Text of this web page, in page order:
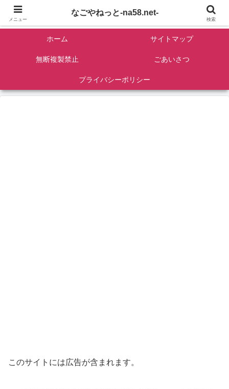
名古屋を中心に全国観光名所紹介/バンコンDIY/ゴロマル・よっちゃん夫婦のド
ホーム サイトマップ
無断複製禁止 ごあいさつ
プライバシーポリシー
このサイトには広告が含まれます。
メニュー
なごやねっと-na58.net-
検索